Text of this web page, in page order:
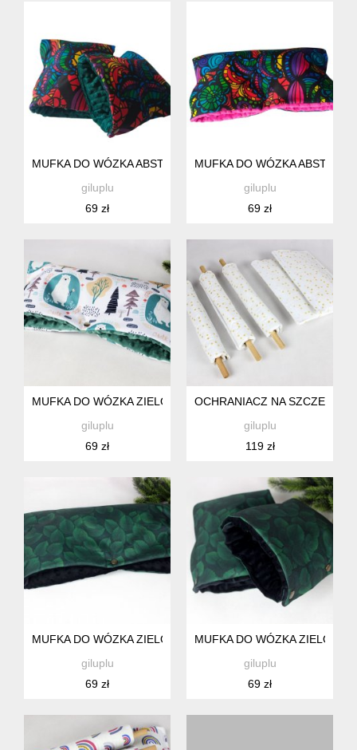
MUFKA DO WÓZKA ABSTRAKCJA, RĘKAWICA DO
giluplu
69 zł
MUFKA DO WÓZKA
giluplu
69 zł
MUFKA DO WÓZKA ZIELONA LIŚCIE, RĘKAWICA DO
giluplu
69 zł
OCHRANIACZ NA
giluplu
119 zł
MUFKA DO WÓZKA ZIELONA LIŚCIE, RĘKAWICA DO
giluplu
69 zł
MUFKA DO WÓZKA ZIELONA
giluplu
69 zł